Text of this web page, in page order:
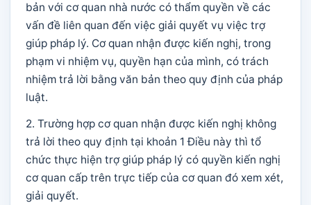
bản với cơ quan nhà nước có thẩm quyền về các
vấn đề liên quan đến việc giải quyết vụ việc trợ
giúp pháp lý. Cơ quan nhận được kiến nghị, trong
phạm vi nhiệm vụ, quyền hạn của mình, có trách
nhiệm trả lời bằng văn bản theo quy định của pháp
luật.
2. Trường hợp cơ quan nhận được kiến nghị không
trả lời theo quy định tại khoản 1 Điều này thì tổ
chức thực hiện trợ giúp pháp lý có quyền kiến nghị
cơ quan cấp trên trực tiếp của cơ quan đó xem xét,
giải quyết.